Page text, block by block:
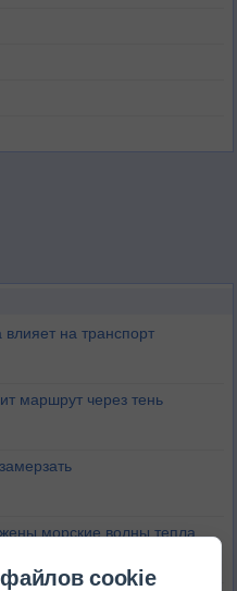
на транспорт
маршрут через тень
морские волны тепла
cookie